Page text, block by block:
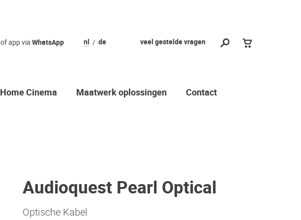
veel gestelde vragen
nl de
of app via WhatsApp
Home Cinema Maatwerk oplossingen Contact
Audioquest Pearl Optical
Optische Kabel